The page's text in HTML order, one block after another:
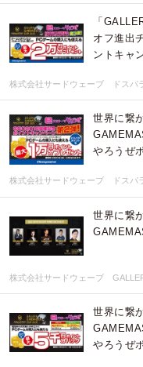
「
オフ進出
ントキャ
株式会社サードウェーブ ドスパ
世界に繋
やろうぜ
株式会社サードウェーブ ドスパ
世界に繋
株式会社サードウェーブ
世界に繋
やろうぜ